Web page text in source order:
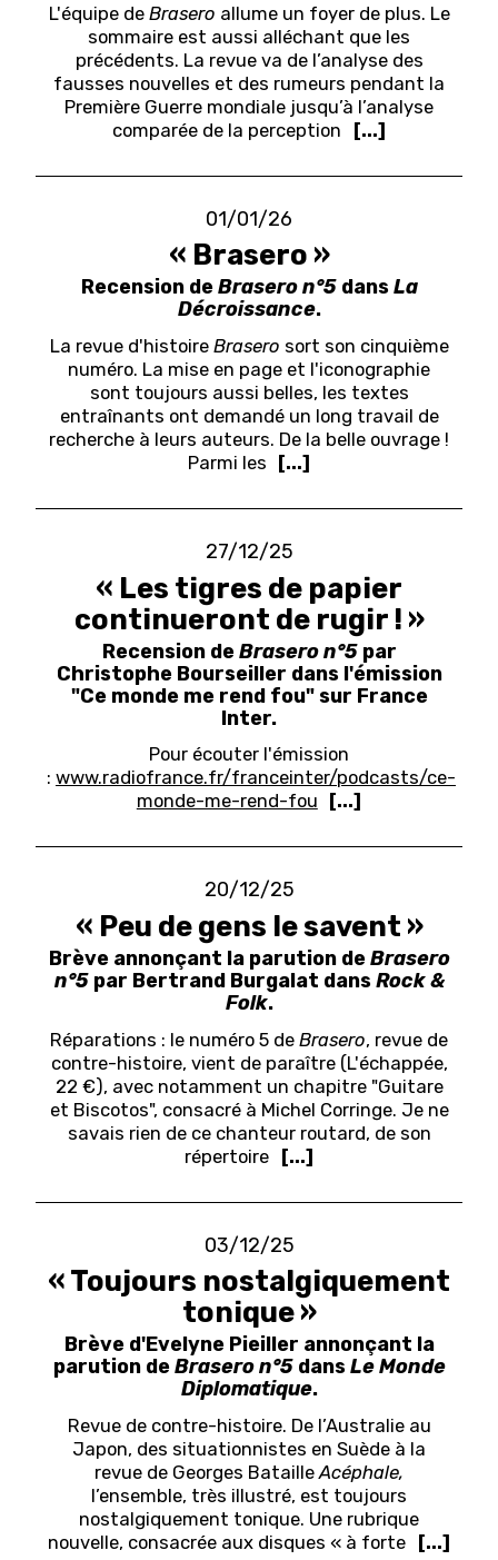
L'équipe de Brasero allume un foyer de plus. Le
sommaire est aussi alléchant que les
précédents. La revue va de l’analyse des
fausses nouvelles et des rumeurs pendant la
Première Guerre mondiale jusqu’à l’analyse
comparée de la perception
[...]
01/01/26
« Brasero »
Recension deBrasero n°5dans La
Décroissance.
La revue d'histoire Brasero sort son cinquième
numéro. La mise en page et l'iconographie
sont toujours aussi belles, les textes
entraînants ont demandé un long travail de
recherche à leurs auteurs. De la belle ouvrage !
Parmi les
[...]
27/12/25
« Les tigres de papier
continueront de rugir ! »
Recension deBrasero n°5 par
Christophe Bourseiller dans l'émission
"Ce monde me rend fou" sur France
Inter.
Pour écouter l'émission
: www.radiofrance.fr/franceinter/podcasts/ce-
monde-me-rend-fou
[...]
20/12/25
« Peu de gens le savent »
Brève annonçant la parution deBrasero
n°5par Bertrand Burgalat dans Rock &
Folk.
Réparations : le numéro 5 de Brasero, revue de
contre-histoire, vient de paraître (L'échappée,
22 €), avec notamment un chapitre "Guitare
et Biscotos", consacré à Michel Corringe. Je ne
savais rien de ce chanteur routard, de son
répertoire [...]
03/12/25
« Toujours nostalgiquement
tonique »
Brève d'Evelyne Pieiller annonçant la
parution deBrasero n°5dans Le Monde
Diplomatique.
Revue de contre-histoire. De l’Australie au
Japon, des situationnistes en Suède à la
revue de Georges BatailleAcéphale,
l’ensemble, très illustré, est toujours
nostalgiquement tonique. Une rubrique
nouvelle, consacrée aux disques « à forte
[...]